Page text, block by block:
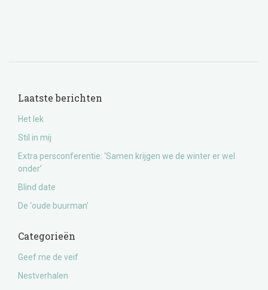
Laatste berichten
Het lek
Stil in mij
Extra persconferentie: ‘Samen krijgen we de winter er wel
onder’
Blind date
De ‘oude buurman’
Categorieën
Geef me de veif
Nestverhalen